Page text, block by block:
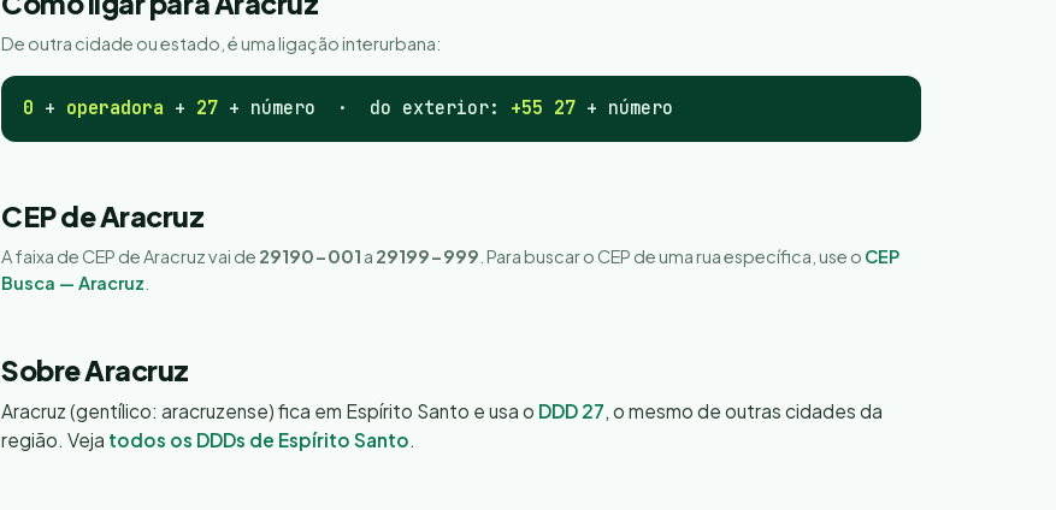
De outra cidade ou estado, é uma ligação interurbana:
0 + operadora + 27 + número · do exterior: +55 27 + número
CEP de Aracruz
A faixa de CEP de Aracruz vai de 29190-001 a 29199-999 . Para buscar o CEP de uma rua específica, use o CEP
Busca — Aracruz
Sobre Aracruz
Aracruz (gentílico: aracruzense) fica em Espírito Santo e usa o DDD 27, o mesmo de outras cidades da
região. Veja todos os DDDs de Espírito Santo.